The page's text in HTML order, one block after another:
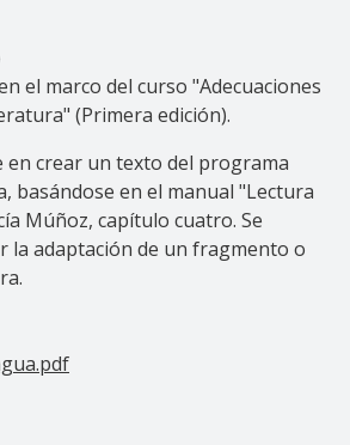
el marco del curso "Adecuaciones
(Primera edición).
en crear un texto del programa
basándose en el manual "Lectura
Múñoz, capítulo cuatro. Se
la adaptación de un fragmento o